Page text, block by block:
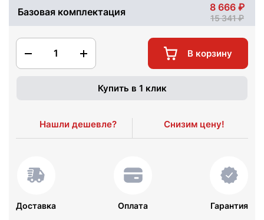
Базовая комплектация 8 666
15 341
1 В корзину
Купить в 1 клик
Нашли дешевле? Снизим цену!
Доставка Оплата Гарантия